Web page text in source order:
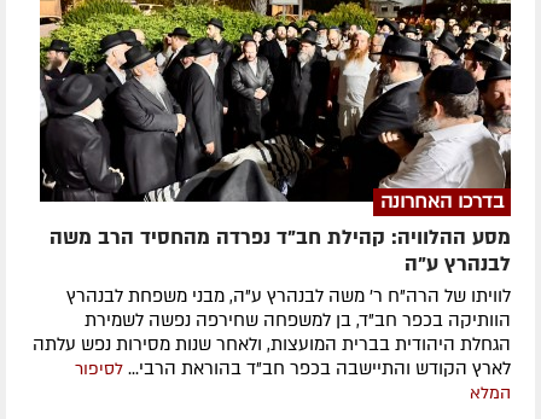
בדרכו האחרונה
מסע ההלוויה: קהילת חב"ד נפרדה מהחסיד הרב משה
לבנהרץ ע"ה
לוויתו של הרה"ח ר' משה לבנהרץ ע"ה, מבני משפחת לבנהרץ
הוותיקה בכפר חב"ד, בן למשפחה שחירפה נפשה לשמירת
הגחלת היהודית בברית המועצות, ולאחר שנות מסירות נפש עלתה
לארץ הקודש והתיישבה בכפר חב"ד בהוראת הרבי... לסיפור
המלא